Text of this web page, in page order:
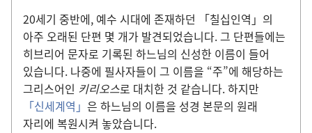
20세기 중반에, 예수 시대에 존재하던 「칠십인역」의
아주 오래된 단편 몇 개가 발견되었습니다. 그 단편들에는
히브리어 문자로 기록된 하느님의 신성한 이름이 들어
있습니다. 나중에 필사자들이 그 이름을 “주”에 해당하는
그리스어인 키리오스로 대치한 것 같습니다. 하지만
「신세계역」 은 하느님의 이름을 성경 본문의 원래
자리에 복원시켜 놓았습니다.